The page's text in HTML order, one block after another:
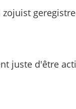
zojuist
juste d'être